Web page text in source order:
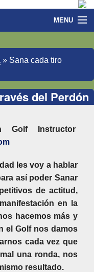
MENU
» Sana cada tiro
del Perdón
Golf Instructor
les voy a hablar
así poder Sanar
de actitud,
en la
hacemos más y
el Golf nos damos
cada vez que
una ronda, nos
resultado.